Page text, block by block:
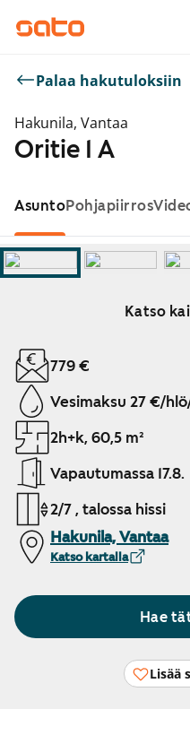
Palaa hakutuloksiin
Hakunila, Vantaa
Oritie 1 A
AsuntoPohjapiirros
Katso
Näytetään dia 1 / 9
779 €
Vesimaksu 27 €/
2h+k, 60,5 m²
Vapautumassa 17.8.
2/7 , talossa hissi
Hakunila, Vantaa
Katso kartalla
Hae
Lisää